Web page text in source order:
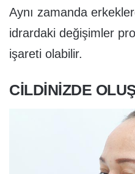
Aynı zamanda
idrardaki değişimler
işareti olabilir.
CILDINIZDE